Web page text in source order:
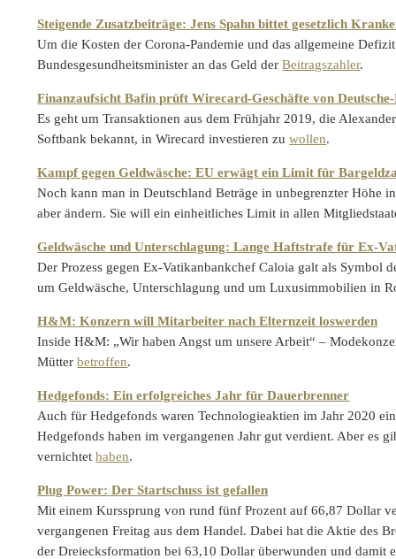
Steigende Zusatzbeiträge: Jens Spahn bittet gesetzlich
Um die Kosten der Corona-Pandemie und das allgemeine
Bundesgesundheitsminister an das Geld derBeitragszahler.
Finanzaufsicht Bafin prüft Wirecard-Geschäfte von
Es geht um Transaktionen aus dem Frühjahr 2019, die
Softbank bekannt, in Wirecard investieren zuwollen.
Kampf gegen Geldwäsche: EU erwägt ein Limit für
Noch kann man in Deutschland Beträge in unbegrenzter Höhe
aber ändern. Sie will ein einheitliches Limit in allen
Geldwäsche und Unterschlagung: Lange Haftstrafe für Ex-
Der Prozess gegen Ex-Vatikanbankchef Caloia galt als Symbol
um Geldwäsche, Unterschlagung und um Luxusimmobilien in
H&M: Konzern will Mitarbeiter nach Elternzeit loswerden
Inside H&M: „Wir haben Angst um unsere Arbeit“ –
Mütterbetroffen.
Hedgefonds: Ein erfolgreiches Jahr für Dauerbrenner
Auch für Hedgefonds waren Technologieaktien im Jahr 2020
Hedgefonds haben im vergangenen Jahr gut verdient. Aber es
vernichtethaben.
Plug Power: Der Startschuss ist gefallen
Mit einem Kurssprung von rund fünf Prozent auf 66,87 Dollar
vergangenen Freitag aus dem Handel. Dabei hat die Aktie des
der Dreiecksformation bei 63,10 Dollar überwunden und damit